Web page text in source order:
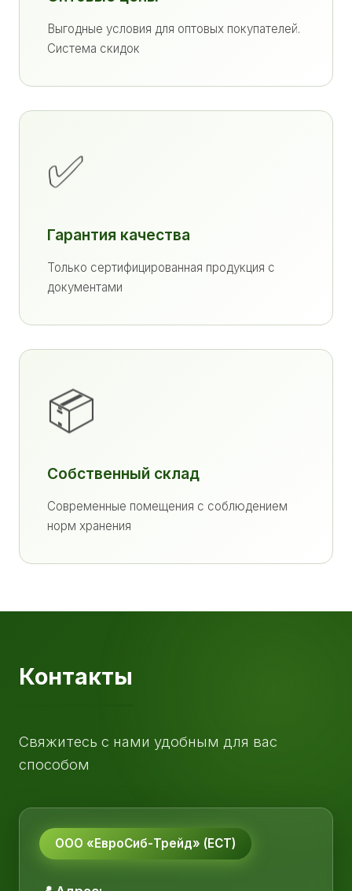
Выгодные условия для оптовых покупателей.
Система скидок
✅
Гарантия качества
Только сертифицированная продукция с
документами
📦
Собственный склад
Современные помещения с соблюдением
норм хранения
Контакты
Свяжитесь с нами удобным для вас
способом
ООО «ЕвроСиб-Трейд» (ЕСТ)